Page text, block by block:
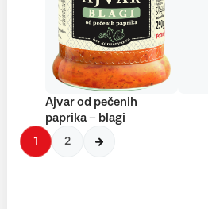
Ajvar od pečenih
paprika – blagi
1 2